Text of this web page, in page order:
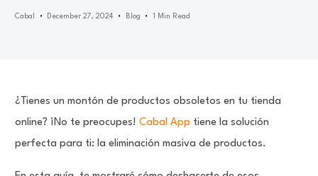
Cabal December 27, 2024 Blog 1 Min Read
¿Tienes un montón de productos obsoletos en tu tienda
online? ¡No te preocupes!Cabal App tiene la solución
perfecta para ti: la eliminación masiva de productos.